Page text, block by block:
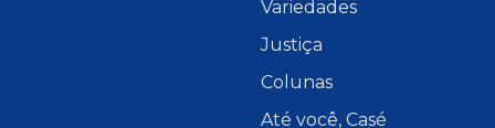
Variedades
Justiça
Colunas
Até você, Casé